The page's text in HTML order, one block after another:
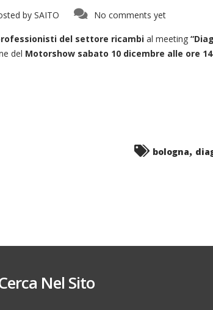
by SAITO No comments yet
del settore ricambi al meeting
del Motorshow sabato 10 dicembre alle ore
bologna,
Nel Sito